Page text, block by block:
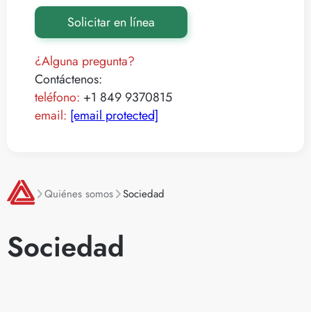
Solicitar en línea
¿Alguna pregunta?
Contáctenos:
teléfono: +1 849 9370815
email: [email protected]
Quiénes somos Sociedad
Sociedad